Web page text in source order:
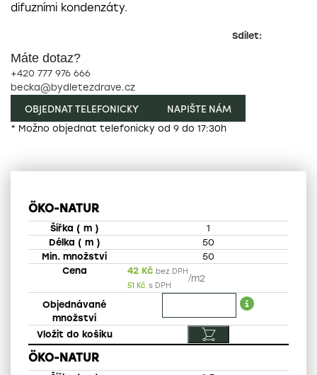
difuzními kondenzáty.
Sdílet:
Máte dotaz?
+420 777 976 666
becka@bydletezdrave.cz
OBJEDNAT TELEFONICKY NAPIŠTE NÁM
* Možno objednat telefonicky od 9 do 17:30h
ÖKO-NATUR
1
50
50
42 Kč bez DPH
51 Kč s DPH
/m2
ÖKO-NATUR